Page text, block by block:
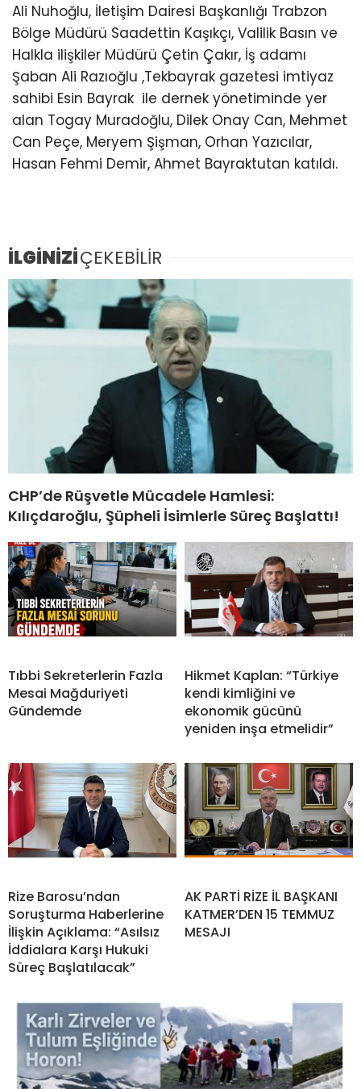
Ali Nuhoğlu, İletişim Dairesi Başkanlığı Trabzon
Bölge Müdürü Saadettin Kaşıkçı, Valilik Basın ve
Halkla ilişkiler Müdürü Çetin Çakır, İş adamı
Şaban Ali Razıoğlu ,Tekbayrak gazetesi imtiyaz
sahibi Esin Bayrak ile dernek yönetiminde yer
alan Togay Muradoğlu, Dilek Onay Can, Mehmet
Can Peçe, Meryem Şişman, Orhan Yazıcılar,
Hasan Fehmi Demir, Ahmet Bayraktutan katıldı.
İLGİNİZİÇEKEBİLİR
CHP’de Rüşvetle Mücadele Hamlesi:
Kılıçdaroğlu, Şüpheli İsimlerle Süreç Başlattı!
Tıbbi Sekreterlerin Fazla
Mesai Mağduriyeti
Gündemde
Hikmet Kaplan: “Türkiye
kendi kimliğini ve
ekonomik gücünü
yeniden inşa etmelidir”
Rize Barosu’ndan
Soruşturma Haberlerine
İlişkin Açıklama: “Asılsız
İddialara Karşı Hukuki
Süreç Başlatılacak”
AK PARTİ RİZE İL BAŞKANI
KATMER’DEN 15 TEMMUZ
MESAJI